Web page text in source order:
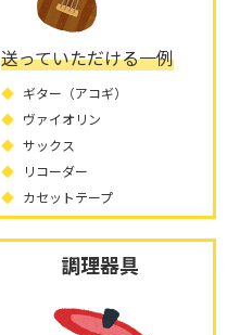
送っていただける一例
ギター（アコギ）
ヴァイオリン
サックス
リコーダー
カセットテープ
調理器具